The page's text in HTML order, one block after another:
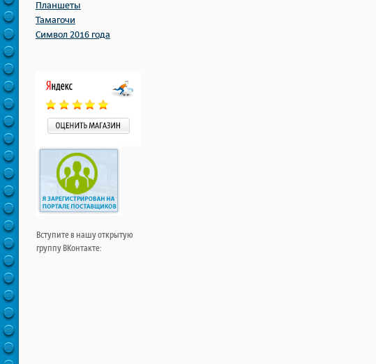
Планшеты
Тамагочи
Символ 2016 года
Вступите в нашу открытую
группу ВКонтакте: